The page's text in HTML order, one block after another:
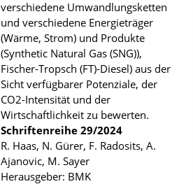
P
u
b
l
i
k
a
t
i
verschiedene Umwandlungsketten
und verschiedene Energieträger
(Wärme, Strom) und Produkte
(Synthetic Natural Gas (SNG)),
Fischer-Tropsch (FT)-Diesel) aus der
Sicht verfügbarer Potenziale, der
CO2-Intensität und der
Wirtschaftlichkeit zu bewerten.
Schriftenreihe 29/2024
R. Haas, N. Gürer, F. Radosits, A.
Ajanovic, M. Sayer
Herausgeber: BMK